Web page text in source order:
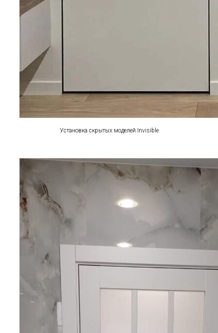
Установка скрытых моделей Invisible